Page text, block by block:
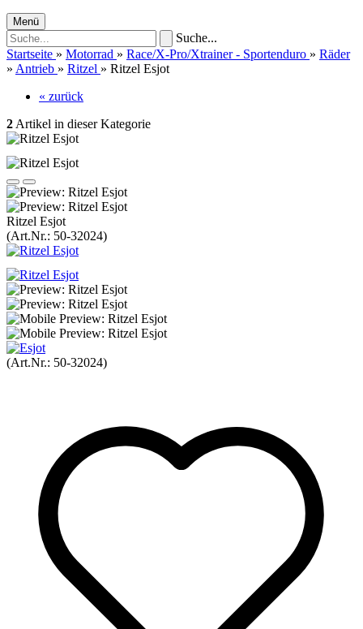
Menü
Suche...
Startseite » Motorrad » Race/X-Pro/Xtrainer - Sportenduro » Räder
» Antrieb » Ritzel » Ritzel Esjot
« zurück
2 Artikel in dieser Kategorie
Ritzel Esjot
(Art.Nr.: 50-32024)
(Art.Nr.: 50-32024)